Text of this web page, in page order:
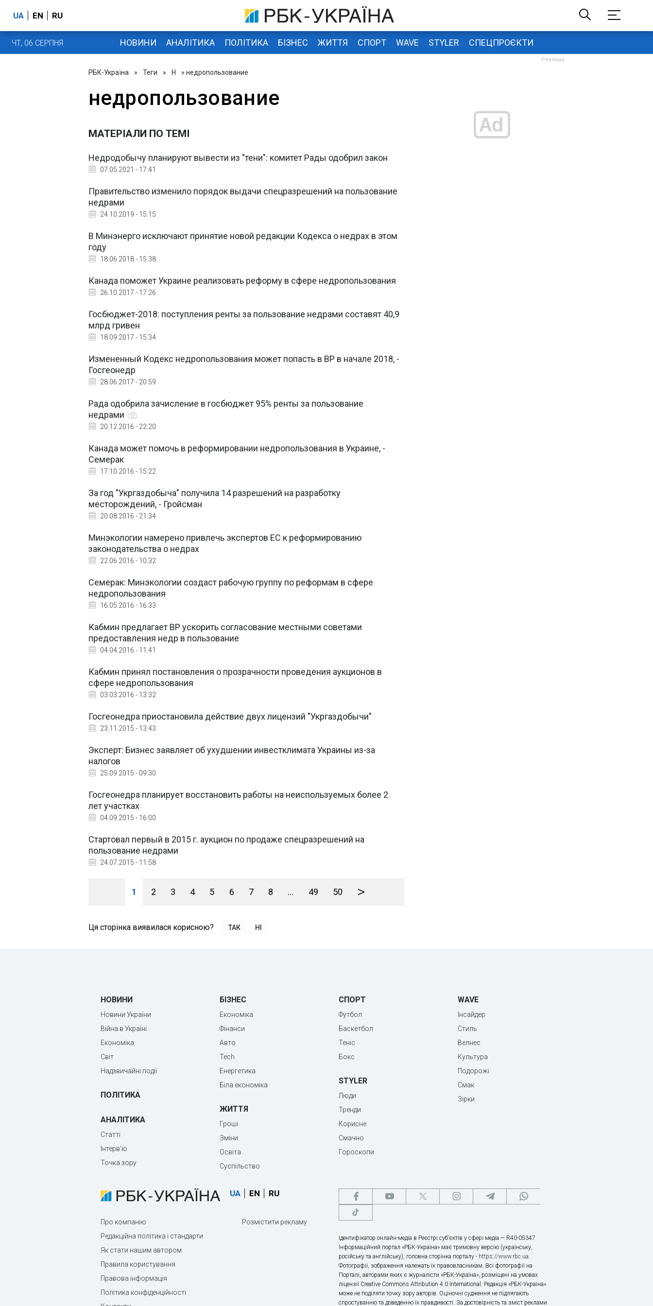
UA EN RU
ЧТ, 06 СЕРПНЯ НОВИНИ АНАЛІТИКА ПОЛІТИКА БІЗНЕС ЖИТТЯ СПОРТ WAVE STYLER СПЕЦПРОЄКТИ
РБК-Україна » Теги » Н » недропользование
недропользование
МАТЕРІАЛИ ПО ТЕМІ
Недродобычу планируют вывести из "тени": комитет Рады одобрил закон
07.05.2021 - 17:41
Правительство изменило порядок выдачи спецразрешений на пользование
недрами
24.10.2019 - 15:15
В Минэнерго исключают принятие новой редакции Кодекса о недрах в этом
году
18.06.2018 - 15:38
Канада поможет Украине реализовать реформу в сфере недропользования
26.10.2017 - 17:26
Госбюджет-2018: поступления ренты за пользование недрами составят 40,9
млрд гривен
18.09.2017 - 15:34
Измененный Кодекс недропользования может попасть в ВР в начале 2018, -
Госгеонедр
28.06.2017 - 20:59
Рада одобрила зачисление в госбюджет 95% ренты за пользование
недрами
20.12.2016 - 22:20
Канада может помочь в реформировании недропользования в Украине, -
Семерак
17.10.2016 - 15:22
За год "Укргаздобыча" получила 14 разрешений на разработку
месторождений, - Гройсман
20.08.2016 - 21:34
Минэкологии намерено привлечь экспертов ЕС к реформированию
законодательства о недрах
22.06.2016 - 10:32
Семерак: Минэкологии создаст рабочую группу по реформам в сфере
недропользования
16.05.2016 - 16:33
Кабмин предлагает ВР ускорить согласование местными советами
предоставления недр в пользование
04.04.2016 - 11:41
Кабмин принял постановления о прозрачности проведения аукционов в
сфере недропользования
03.03.2016 - 13:32
Госгеонедра приостановила действие двух лицензий "Укргаздобычи"
23.11.2015 - 13:43
Эксперт: Бизнес заявляет об ухудшении инвестклимата Украины из-за
налогов
25.09.2015 - 09:30
Госгеонедра планирует восстановить работы на неиспользуемых более 2
лет участках
04.09.2015 - 16:00
Стартовал первый в 2015 г. аукцион по продаже спецразрешений на
пользование недрами
24.07.2015 - 11:58
1 2 3 4 5 6 7 8 ... 49 50 >
Ця сторінка виявилася корисною? ТАК НІ
НОВИНИ
Новини України
Війна в Україні
Економіка
Світ
Надзвичайні події
ПОЛІТИКА
АНАЛІТИКА
Статті
Інтерв'ю
Точка зору
БІЗНЕС
Економіка
Фінанси
Авто
Tech
Енергетика
Біла економіка
ЖИТТЯ
Гроші
Зміни
Освіта
Суспільство
СПОРТ
Футбол
Баскетбол
Теніс
Бокс
STYLER
Люди
Тренди
Корисне
Смачно
Гороскопи
WAVE
Інсайдер
Стиль
Велнес
Культура
Подорожі
Смак
Зірки
UA EN RU
Про компанію
Редакційна політика і стандарти
Як стати нашим автором
Правила користування
Правова інформація
Політика конфіденційності
Розмістити рекламу
Ідентифікатор онлайн-медіа в Реєстрі суб’єктів у сфері медіа — R40-05347
Інформаційний портал «РБК-Україна» має тримовну версію (українську,
російську та англійську), головна сторінка порталу - https://www.rbc.ua.
Фотографії, зображення належать їх правовласникам. Всі фотографії на
Порталі, авторами яких є журналісти «РБК-Україна», розміщені на умовах
ліцензії Creative Commons Attribution 4.0 International. Редакція «РБК-Україна»
може не поділяти точку зору авторів. Оціночні судження не підлягають
спростуванню та доведенню їх правдивості. За достовірність та зміст реклами